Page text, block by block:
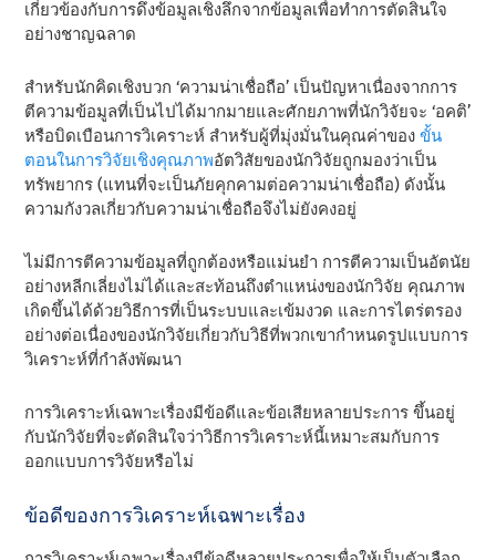
เกี่ยวข้องกับการดึงข้อมูลเชิงลึกจากข้อมูลเพื่อทําการตัดสินใจ
อย่างชาญฉลาด
สําหรับนักคิดเชิงบวก ‘ความน่าเชื่อถือ’ เป็นปัญหาเนื่องจากการ
ตีความข้อมูลที่เป็นไปได้มากมายและศักยภาพที่นักวิจัยจะ ‘อคติ’
หรือบิดเบือนการวิเคราะห์ สําหรับผู้ที่มุ่งมั่นในคุณค่าของขั้น
ตอนในการวิจัยเชิงคุณภาพอัตวิสัยของนักวิจัยถูกมองว่าเป็น
ทรัพยากร (แทนที่จะเป็นภัยคุกคามต่อความน่าเชื่อถือ) ดังนั้น
ความกังวลเกี่ยวกับความน่าเชื่อถือจึงไม่ยังคงอยู่
ไม่มีการตีความข้อมูลที่ถูกต้องหรือแม่นยํา การตีความเป็นอัตนัย
อย่างหลีกเลี่ยงไม่ได้และสะท้อนถึงตําแหน่งของนักวิจัย คุณภาพ
เกิดขึ้นได้ด้วยวิธีการที่เป็นระบบและเข้มงวด และการไตร่ตรอง
อย่างต่อเนื่องของนักวิจัยเกี่ยวกับวิธีที่พวกเขากําหนดรูปแบบการ
วิเคราะห์ที่กําลังพัฒนา
การวิเคราะห์เฉพาะเรื่องมีข้อดีและข้อเสียหลายประการ ขึ้นอยู่
กับนักวิจัยที่จะตัดสินใจว่าวิธีการวิเคราะห์นี้เหมาะสมกับการ
ออกแบบการวิจัยหรือไม่
ข้อดีของการวิเคราะห์เฉพาะเรื่อง